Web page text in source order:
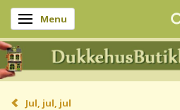
Skifte navigation
Menu
Jul, jul, jul